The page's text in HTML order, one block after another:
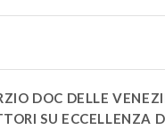
DOC DELLE
SU ECCELLENZA